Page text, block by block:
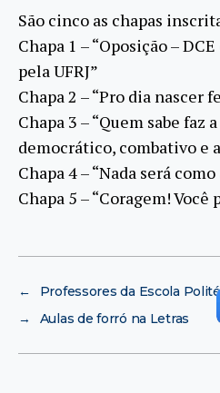
São cinco as chapas
Chapa 1 – “Oposição –
pela UFRJ”
Chapa 2 – “Pro dia nascer
Chapa 3 – “Quem sabe faz
democrático, combativo e
Chapa 4 – “Nada será
Chapa 5 – “Coragem! Você
←
Professores da Escola
→
Aulas de forró na Letras